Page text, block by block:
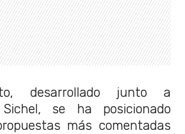
desarrollado junto a
se ha posicionado
más comentadas